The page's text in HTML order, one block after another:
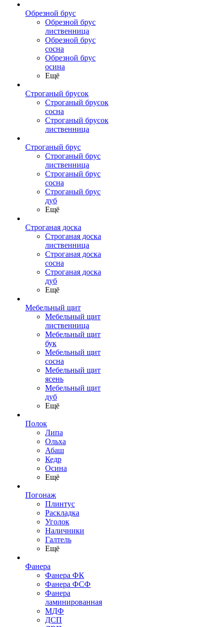
Обрезной брус
Обрезной брус
лиственница
Обрезной брус
сосна
Обрезной брус
осина
Ещё
Строганый брусок
Строганый брусок
сосна
Строганый брусок
лиственница
Строганый брус
Строганый брус
лиственница
Строганый брус
сосна
Строганый брус
дуб
Ещё
Строганая доска
Строганая доска
лиственница
Строганая доска
сосна
Строганая доска
дуб
Ещё
Мебельный щит
Мебельный щит
лиственница
Мебельный щит
бук
Мебельный щит
сосна
Мебельный щит
ясень
Мебельный щит
дуб
Ещё
Полок
Липа
Ольха
Абаш
Кедр
Осина
Ещё
Погонаж
Плинтус
Раскладка
Уголок
Наличники
Галтель
Ещё
Фанера
Фанера ФК
Фанера ФСФ
Фанера
ламинированная
МДФ
ДСП